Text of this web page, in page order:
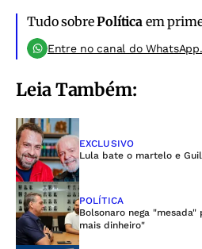
Tudo sobrePolíticaem
Entre no canal do WhatsApp.
Leia Também:
EXCLUSIVO
Lula bate o martelo e
POLÍTICA
Bolsonaro nega
mais dinheiro"